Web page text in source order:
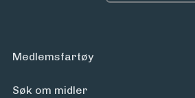
Medlemsfartøy
Søk om midler